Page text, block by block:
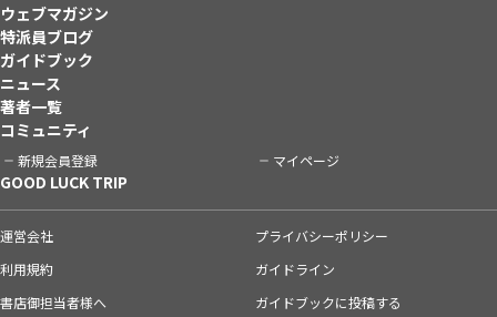
ウェブマガジン
特派員ブログ
ガイドブック
ニュース
著者一覧
コミュニティ
新規会員登録 マイページ
GOOD LUCK TRIP
運営会社
プライバシーポリシー
利用規約
ガイドライン
書店御担当者様へ
ガイドブックに投稿する